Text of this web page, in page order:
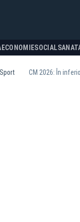
ECONOMIESOCIAL
Sport CM 2026: În